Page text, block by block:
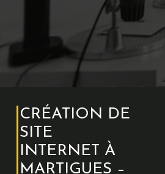
CRÉATION DE
SITE
INTERNET À
MARTIGUES –